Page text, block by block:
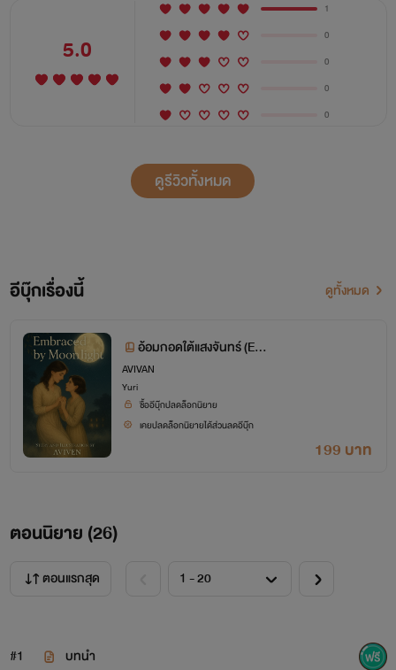
5.0
1
0
0
0
0
ดูรีวิวทั้งหมด
อีบุ๊กเรื่องนี้ ดูทั้งหมด
อ้อมกอดใต้แสงจันทร์ (Em
braced by Moonlight) เล่
มที
AVIVAN
Yuri
ซื้ออีบุ๊กปลดล็อกนิยาย
เคยปลดล็อกนิยายได้ส่วนลดอีบุ๊ก
199 บาท
ตอนนิยาย (26)
ตอนแรกสุด
#1 บทนำ